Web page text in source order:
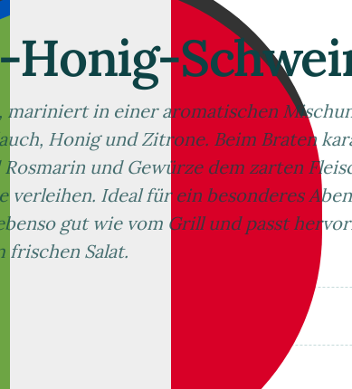
Honig-
mariniert in einer aromatischen
Honig und Zitrone. Beim Braten
und Gewürze dem zarten
Ideal für ein besonderes
gut wie vom Grill und passt
frischen Salat.